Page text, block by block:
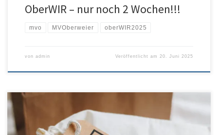
OberWIR – nur noch 2 Wochen!!!
mvo MVOberweier oberWIR2025
von admin Veröffentlicht am20. Juni 2025
Wir stehen wieder am Anfang eines Jahres und sind gespannt, was